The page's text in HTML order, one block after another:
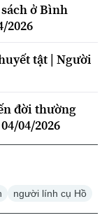
ở Bình
2026
tật | Người
đời thường
04/2026
người lính cụ Hồ